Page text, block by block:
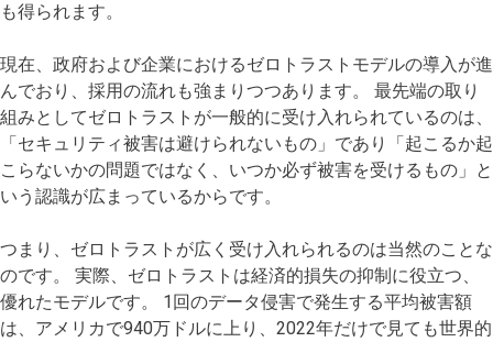
も得られます。
現在、政府および企業におけるゼロトラストモデルの導入が進
んでおり、採用の流れも強まりつつあります。 最先端の取り
組みとしてゼロトラストが一般的に受け入れられているのは、
「セキュリティ被害は避けられないもの」であり「起こるか起
こらないかの問題ではなく、いつか必ず被害を受けるもの」と
いう認識が広まっているからです。
つまり、ゼロトラストが広く受け入れられるのは当然のことな
のです。 実際、ゼロトラストは経済的損失の抑制に役立つ、
優れたモデルです。 1回のデータ侵害で発生する平均被害額
は、アメリカで940万ドルに上り、2022年だけで見ても世界的